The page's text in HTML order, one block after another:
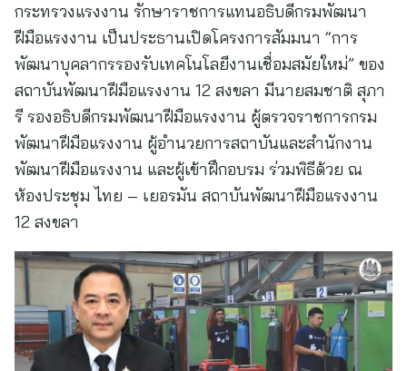
กระทรวงแรงงาน รักษาราชการแทนอธิบดีกรมพัฒนา
ฝีมือแรงงาน เป็นประธานเปิดโครงการสัมมนา “การ
พัฒนาบุคลากรรองรับเทคโนโลยีงานเชื่อมสมัยใหม่” ของ
สถาบันพัฒนาฝีมือแรงงาน 12 สงขลา มีนายสมชาติ สุภา
รี รองอธิบดีกรมพัฒนาฝีมือแรงงาน ผู้ตรวจราชการกรม
พัฒนาฝีมือแรงงาน ผู้อำนวยการสถาบันและสำนักงาน
พัฒนาฝีมือแรงงาน และผู้เข้าฝึกอบรม ร่วมพิธีด้วย ณ
ห้องประชุม ไทย – เยอรมัน สถาบันพัฒนาฝีมือแรงงาน
12 สงขลา